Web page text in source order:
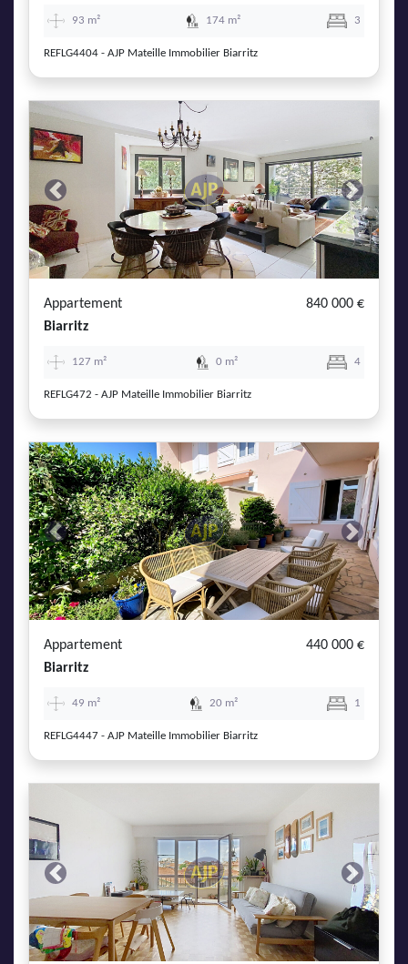
93 m² 174 m² 3
REFLG4404 - AJP Mateille Immobilier Biarritz
Previous Next
Appartement
840 000 €
Biarritz
127 m² 0 m² 4
REFLG472 - AJP Mateille Immobilier Biarritz
Previous Next
Appartement
440 000 €
Biarritz
49 m² 20 m² 1
REFLG4447 - AJP Mateille Immobilier Biarritz
Previous Next